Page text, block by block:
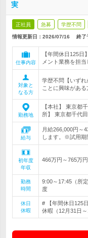
実
正社員 急募 学歴不問
情報更新日：2026/07/16 終了
仕事内容
【年間休日125
メント業務を担
対象と
なる方
学歴不問【いず
ことに興味があ
勤務地
【本社】 東京都
所】 東京都千代
給与
月給266,000円～
します。※試用期
初年度
年収
466万円～765万円
勤務
時間
9:00～17:45（所
度
休日
休暇
# 【年間休日125
休暇（12月31日